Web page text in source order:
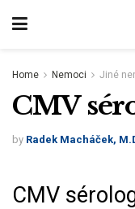
Home Nemoci Jiné
CMV
by Radek Macháček,
CMV